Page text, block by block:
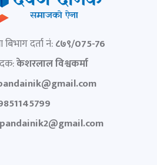
दर्ता नं:८७९/075-76
केशरलाल विश्वकर्मा